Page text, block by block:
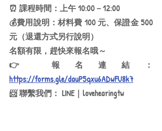
⏰ 課程時間：上午 10:00－12:00
💰費用說明：材料費 100 元、保證金 500
元（退還方式另行說明）
名額有限，趕快來報名哦～
👉 報名連結：
https://forms.gle/dauP5qxu6ADwFU8k7
📨 聯繫我們： LINE｜lovehearingtw